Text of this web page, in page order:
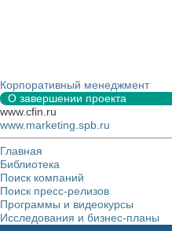
Корпоративный менеджмент
О завершении проекта
www.cfin.ru
www.marketing.spb.ru
Главная
Библиотека
Поиск компаний
Поиск пресс-релизов
Программы и видеокурсы
Исследования и бизнес-планы